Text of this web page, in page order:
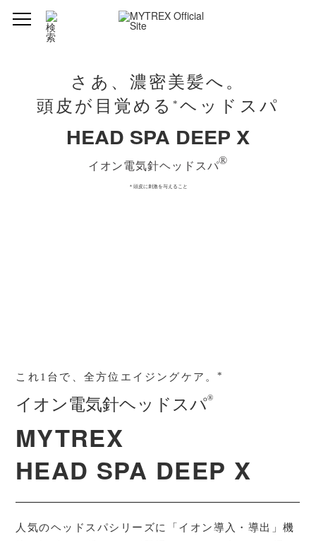
さあ、濃密美髪へ。
頭皮が目覚める* ヘッドスパ
HEAD SPA DEEP X
イオン電気針ヘッドスパ®︎
＊頭皮に刺激を与えること
これ1台で、全方位エイジングケア。*
イオン電気針ヘッドスパ®︎
MYTREX
HEAD SPA DEEP X
人気のヘッドスパシリーズに「イオン導入・導出」機
MT-HSDX-24B
株式会社創通メディカル
使用環境 温度5℃～40℃、相対湿度≦80%RH